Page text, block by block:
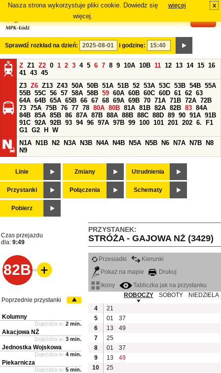
Nasza strona wykorzystuje pliki cookie. Dowiedz się
więcej.
więcej x
Sprawdź rozkład na dzień: i godzinę:
Z Z1 Z2 0 1 2 3 4 5 6 7 8 9 10A 10B 11 12 13 14 15 16
41 43 45
Z3 Z6 Z13 Z43 50A 50B 51A 51B 52 53A 53C 53B 54B 55A
55B 55C 56 57 58A 58B 59 60A 60B 60C 60D 61 62 63
64A 64B 65A 65B 66 67 68 69A 69B 70 71A 71B 72A 72B
73 75A 75B 76 77 78 80A 80B 81A 81B 82A 82B 83 84A
84B 85A 85B 86 87A 87B 88A 88B 88C 88D 89 90 91A 91B
91C 92A 92B 93 94 96 97A 97B 99 100 101 201 202 6.
F1
G1 G2 H
W
N1A
N1B N2 N3A N3B N4A N4B N5A N5B N6 N7A N7B
N8
N9
Linie Zmiany Utrudnienia
Przystanki Połączenia Schematy
Pobierz
PRZYSTANEK:
STRÓŻA - GAJOWA NŻ (3429)
Czas przejazdu
dla: 9:49
82B
Przesiadki
Kierunki
Pokaż na mapie
Drukuj
ikony
Tabliczka jak na przystanku
ROBOCZY
SOBOTY
NIEDZIELA
4
21
5
01
37
6
13
49
7
25
8
01
37
9
13
49
10
25
Poprzednie przystanki
Kolumny
Dojeżdża w: 2 min.
Akacjowa NŻ
Dojeżdża w: 3 min.
Jednostka Wojskowa
Dojeżdża w: 4 min.
Piekarnicza
Dojeżdża w: 5 min.